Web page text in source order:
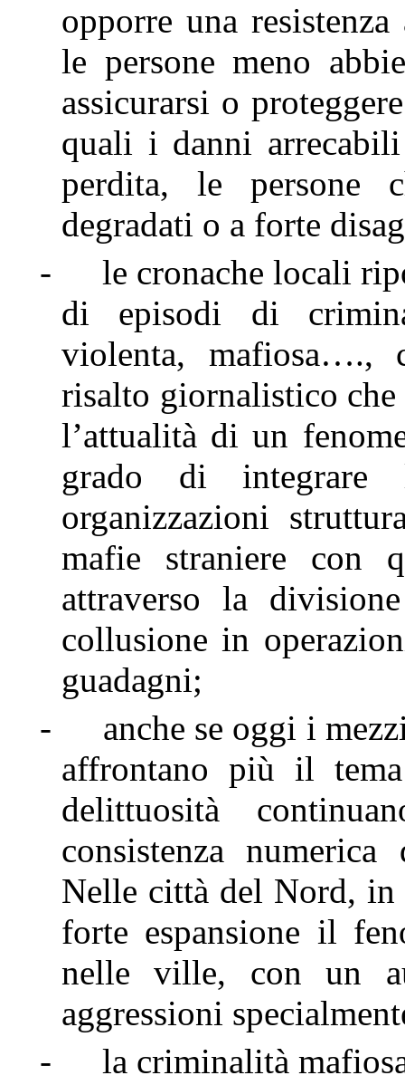
opporre una
le persone meno
assicurarsi o
quali i danni
perdita, le persone
degradati o a forte
-
le cronache locali
di episodi di
violenta, mafiosa….,
risalto giornalistico che
l’attualità di un
grado di integrare
organizzazioni
mafie straniere con
attraverso la
collusione in
guadagni;
-
anche se oggi i
affrontano più il
delittuosità
consistenza
Nelle città del Nord, in
forte espansione il
nelle ville, con un
aggressioni
-
la criminalità